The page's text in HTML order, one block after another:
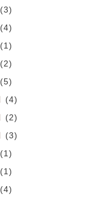
(3)
(4)
(1)
(2)
(5)
(4)
(2)
(3)
(1)
(1)
(4)